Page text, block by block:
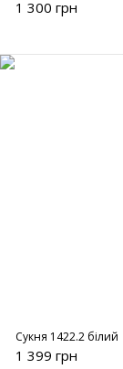
1 300 грн
Сукня 1422.2 білий
1 399 грн